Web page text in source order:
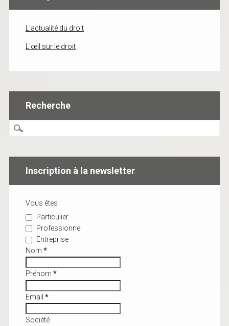
L'actualité du droit
L'œil sur le droit
Recherche
Inscription à la newsletter
Vous êtes :
Particulier
Professionnel
Entreprise
Nom *
Prénom *
Email *
Société